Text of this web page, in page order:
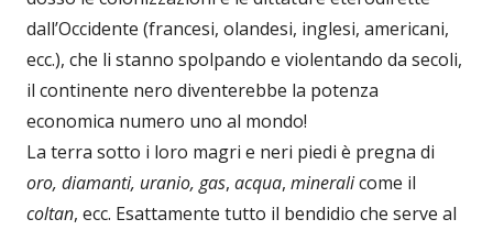
dall’Occidente (francesi, olandesi, inglesi, americani,
ecc.), che li stanno spolpando e violentando da secoli,
il continente nero diventerebbe la potenza
economica numero uno al mondo!
La terra sotto i loro magri e neri piedi è pregna di
oro, diamanti, uranio, gas, acqua, mineralicome il
coltan, ecc. Esattamente tutto il bendidio che serve al